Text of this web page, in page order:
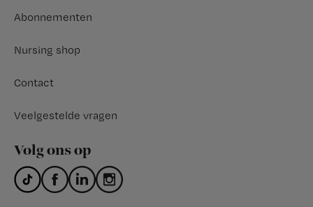
Abonnementen
Nursing shop
Contact
Veelgestelde vragen
Volg ons op